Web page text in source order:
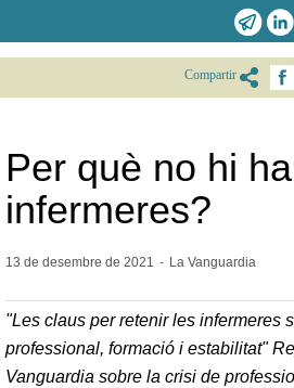
Compartir
Per què no hi ha
infermeres?
13 de desembre de 2021 - La Vanguardia
"Les claus per retenir les infermeres
professional, formació i estabilitat"
Vanguardia sobre la crisi de